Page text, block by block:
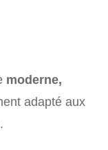
moderne,
adapté aux